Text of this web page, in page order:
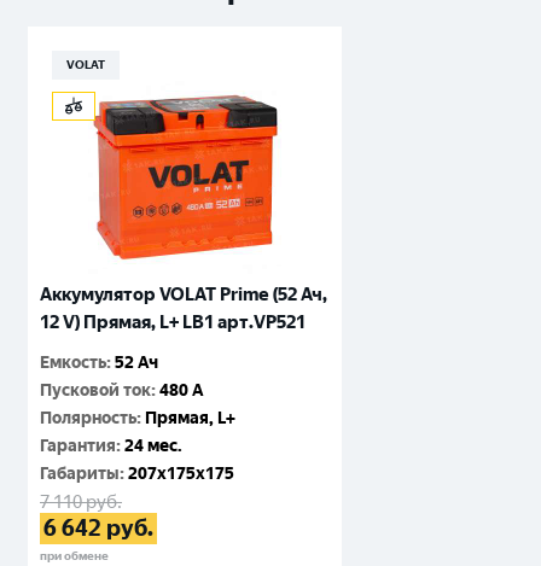
VOLAT
Аккумулятор VOLAT Prime (52 Ач,
12 V) Прямая, L+ LB1 арт.VP521
Емкость:52 Ач
Пусковой ток:480 A
Полярность: Прямая, L+
Гарантия:24 мес.
Габариты:207x175x175
7 110руб.
6 642 руб.
при обмене